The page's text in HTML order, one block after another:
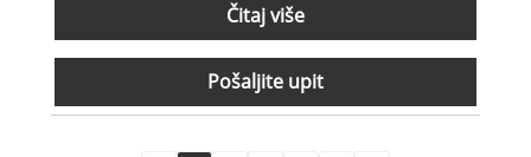
Čitaj više
Pošaljite upit